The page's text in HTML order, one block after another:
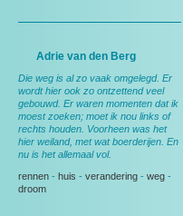
Adrie van den Berg
Die weg is al zo vaak omgelegd. Er
wordt hier ook zo ontzettend veel
gebouwd. Er waren momenten dat ik
moest zoeken; moet ik nou links of
rechts houden. Voorheen was het
hier weiland, met wat boerderijen. En
nu is het allemaal vol.
rennen - huis - verandering - weg -
droom